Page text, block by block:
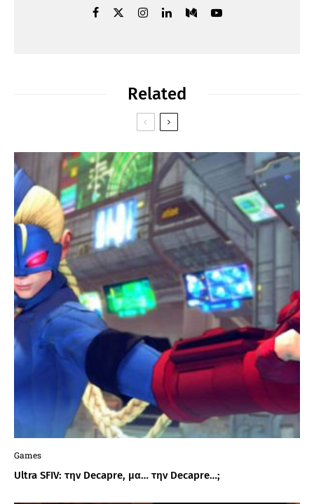
Related
Games
Ultra SFIV: την Decapre, μα… την Decapre…;